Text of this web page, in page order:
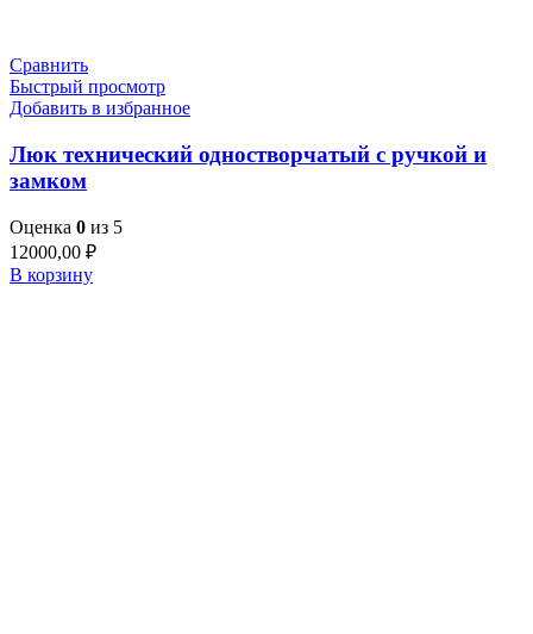
Сравнить
Быстрый просмотр
Добавить в избранное
Люк технический одностворчатый с ручкой и
замком
Оценка 0 из 5
12000,00 ₽
В корзину